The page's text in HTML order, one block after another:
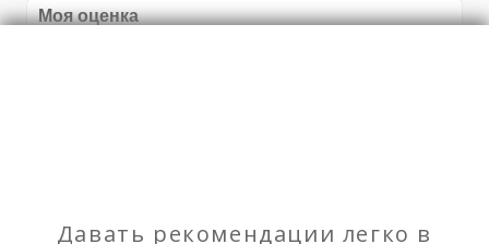
Моя оценка
Давать рекомендации легко в